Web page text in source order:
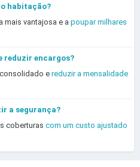
habitação?
mais vantajosa e a poupar milhares
reduzir encargos?
e reduzir a mensalidade
a segurança?
coberturas com um custo ajustado